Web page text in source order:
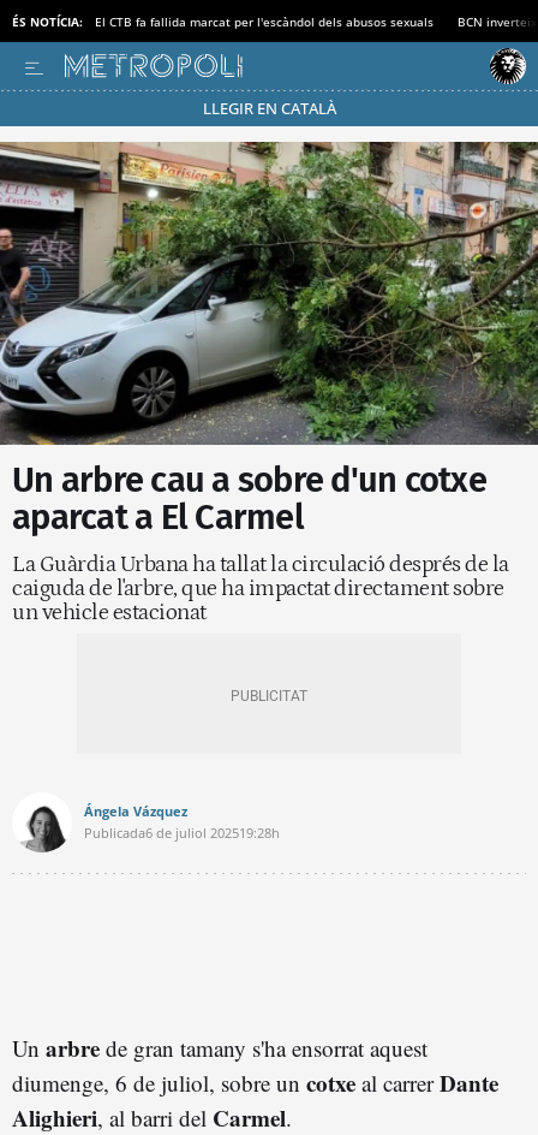
ÉS NOTÍCIA: El CTB fa fallida marcat per l'escàndol dels abusos sexuals BCN
LLEGIR EN CATALÀ
Passa’t al mode estalvi
Un arbre cau a sobre d'un cotxe
aparcat a El Carmel
La Guàrdia Urbana ha tallat la circulació després de la
caiguda de l'arbre, que ha impactat directament sobre
un vehicle estacionat
Ángela Vázquez
Publicada6 de juliol 202519:28h
Un arbre de gran tamany s'ha ensorrat aquest
diumenge, 6 de juliol, sobre un cotxe al carrerDante
Alighieri, al barri del Carmel.